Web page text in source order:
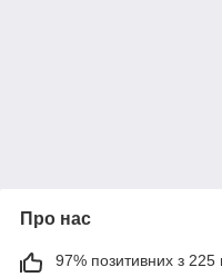
Про нас
97% позитивних з 225